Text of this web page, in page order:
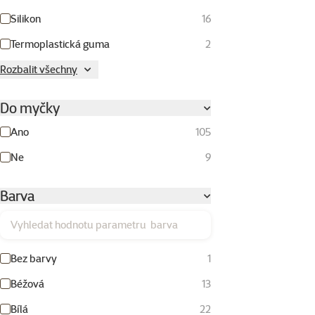
Silikon
16
Termoplastická guma
2
Rozbalit všechny
Do myčky
Ano
105
Ne
9
Barva
Vyhledat hodnotu parametru barva
Bez barvy
1
Béžová
13
Bílá
22